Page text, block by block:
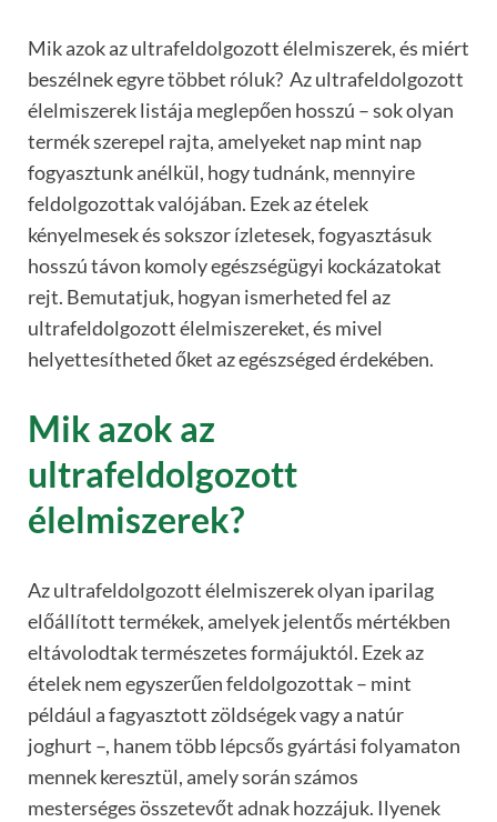
Mik azok az ultrafeldolgozott élelmiszerek, és miért
beszélnek egyre többet róluk? Az ultrafeldolgozott
élelmiszerek listája meglepően hosszú – sok olyan
termék szerepel rajta, amelyeket nap mint nap
fogyasztunk anélkül, hogy tudnánk, mennyire
feldolgozottak valójában. Ezek az ételek
kényelmesek és sokszor ízletesek, fogyasztásuk
hosszú távon komoly egészségügyi kockázatokat
rejt. Bemutatjuk, hogyan ismerheted fel az
ultrafeldolgozott élelmiszereket, és mivel
helyettesítheted őket az egészséged érdekében.
Mik azok az
ultrafeldolgozott
élelmiszerek?
Az ultrafeldolgozott élelmiszerek olyan iparilag
előállított termékek, amelyek jelentős mértékben
eltávolodtak természetes formájuktól. Ezek az
ételek nem egyszerűen feldolgozottak – mint
például a fagyasztott zöldségek vagy a natúr
joghurt –, hanem több lépcsős gyártási folyamaton
mennek keresztül, amely során számos
mesterséges összetevőt adnak hozzájuk. Ilyenek